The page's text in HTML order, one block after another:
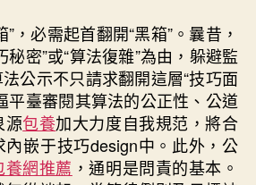
”，必需起首翻開“黑箱”。曩昔，
密”或“算法復雜”為由，躲避監
公示不只請求翻開這層“技巧面
平臺審閱其算法的公正性、公道
源包養加大力度自我規范，將合
內嵌于技巧design中。此外，公
養網推薦 ，通明是問責的基本。